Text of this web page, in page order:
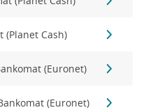
(Planet Cash)
(Euronet)
(Euronet)